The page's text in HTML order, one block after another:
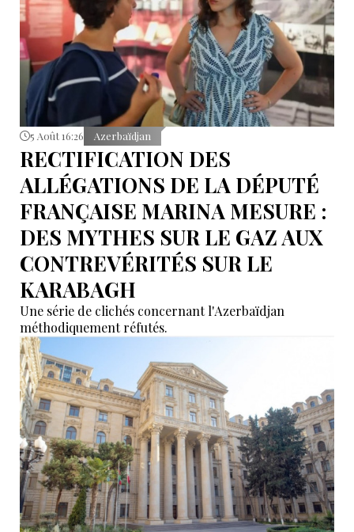
5 Août 16:26 Azerbaïdjan
RECTIFICATION DES
ALLÉGATIONS DE LA DÉPUTÉ
FRANÇAISE MARINA MESURE :
DES MYTHES SUR LE GAZ AUX
CONTREVÉRITÉS SUR LE
KARABAGH
Une série de clichés concernant l'Azerbaïdjan
méthodiquement réfutés.